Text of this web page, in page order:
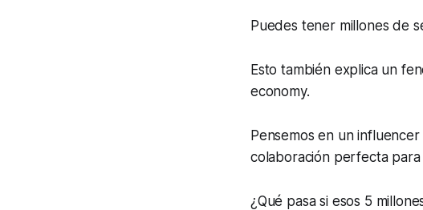
Puedes tener millones de
Esto también explica un
economy.
Pensemos en un
colaboración perfecta para
¿Qué pasa si esos 5